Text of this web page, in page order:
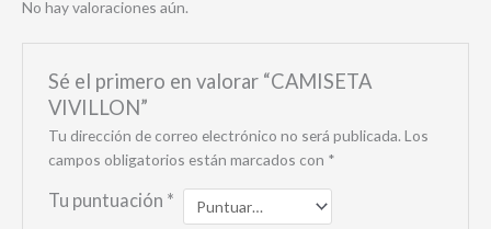
No hay valoraciones aún.
Sé el primero en valorar “CAMISETA
VIVILLON”
Tu dirección de correo electrónico no será publicada. Los
campos obligatorios están marcados con *
Tu puntuación *